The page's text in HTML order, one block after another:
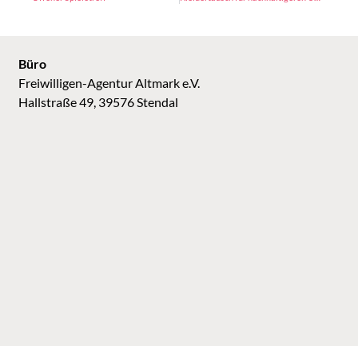
Büro
Freiwilligen-Agentur Altmark e.V.
Hallstraße 49, 39576 Stendal